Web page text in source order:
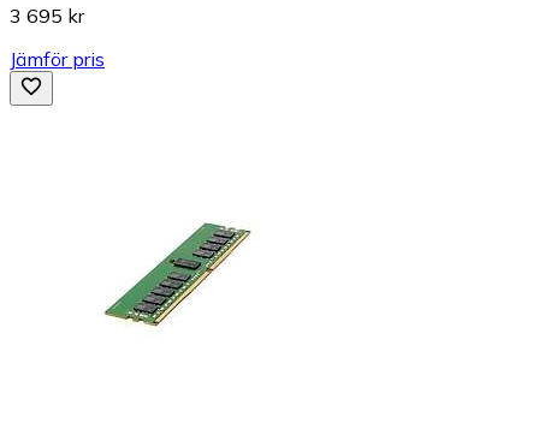
3 695 kr
Jämför pris